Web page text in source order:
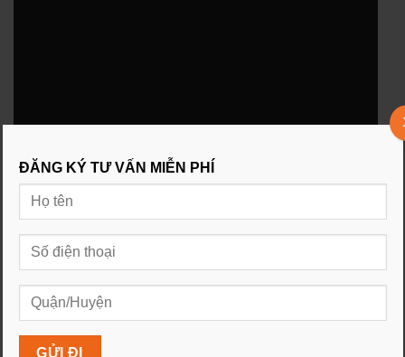
3. Tôi muốn kiểm tra tốc độ gói cước mạng internet
FPT thực tế đang sử dụng ở đâu?
Kiểm tra trực tiếp tại thiết bị(modem wifi) bằng cách
vào trình duyệt(chrome, firefox, safari,…) gõ địa chỉ IP
ĐĂNG KÝ TƯ VẤN MIỄN PHÍ